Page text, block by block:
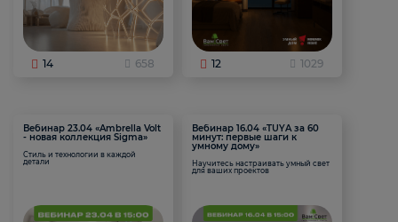
14 658 12 1029
Вебинар 23.04 «Ambrella Volt
- новая коллекция Sigma»
Стиль и технологии в каждой
детали
Вебинар 16.04 «TUYA за 60
минут: первые шаги к
умному дому»
Научитесь настраивать умный свет
для ваших проектов